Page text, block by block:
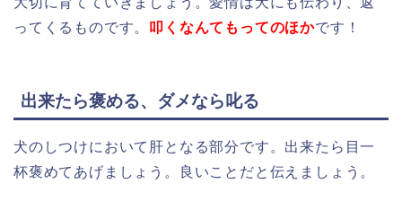
ってくるものです。
叩くなんてもってのほかです！
出来たら褒める、ダメなら叱る
犬のしつけにおいて肝となる部分です。出来たら目一
杯褒めてあげましょう。良いことだと伝えましょう。